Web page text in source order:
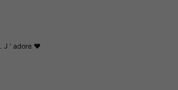
.J’ adore ❤️